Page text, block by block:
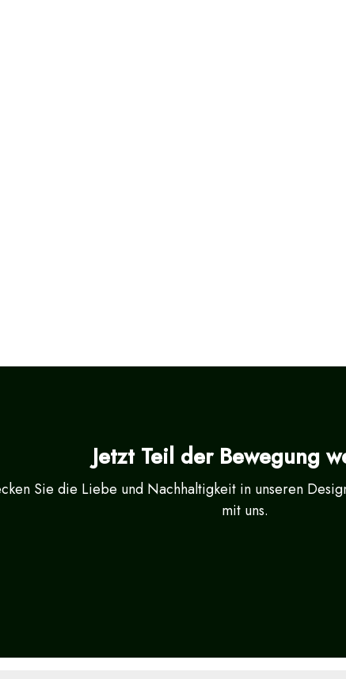
Jetzt Teil der Bewegung
Sie die Liebe und Nachhaltigkeit in unseren
mit uns.